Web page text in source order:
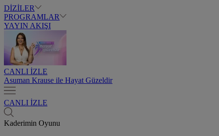
DİZİLER
PROGRAMLAR
YAYIN AKIŞI
CANLI İZLE
Asuman Krause ile Hayat Güzeldir
CANLI İZLE
Kaderimin Oyunu